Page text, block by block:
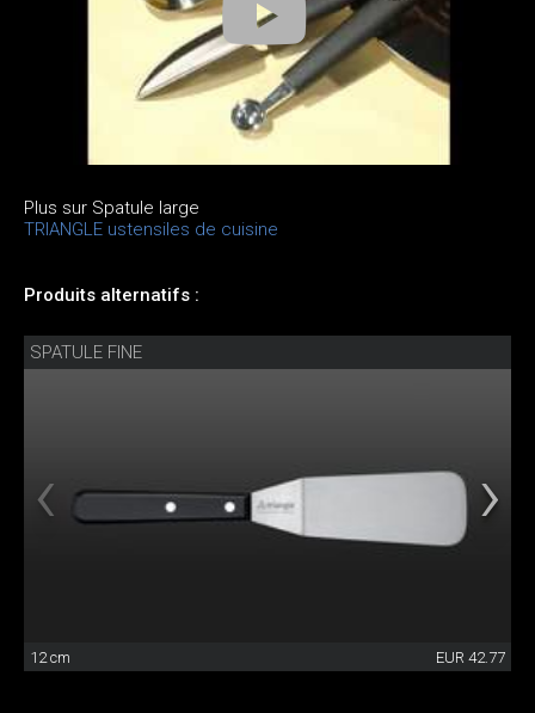
Plus sur Spatule large
TRIANGLE ustensiles de cuisine
Produits alternatifs :
SPATULE FINE
12 cm EUR 42.77